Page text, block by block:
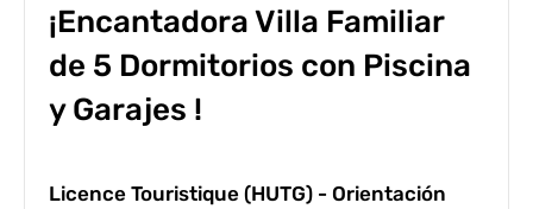
¡Encantadora Villa Familiar
de 5 Dormitorios con Piscina
y Garajes !
Licence Touristique (HUTG) - Orientación